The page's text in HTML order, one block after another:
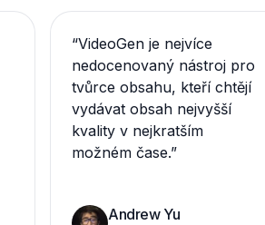
“VideoGen je nejvíce
nedocenovaný nástroj pro
tvůrce obsahu, kteří chtějí
vydávat obsah nejvyšší
kvality v nejkratším
možném čase.”
Andrew Yu